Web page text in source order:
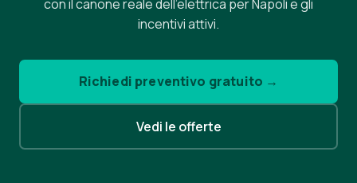
con il canone reale dell'elettrica per Napoli e gli
incentivi attivi.
Richiedi preventivo gratuito →
Vedi le offerte